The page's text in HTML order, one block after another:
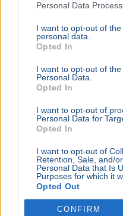
Personal Data
I want to opt-out of
personal data.
Opted In
I want to opt-out of
Personal Data.
Opted In
I want to opt-out of
Personal Data for
Opted In
I want to opt-out of
Retention, Sale, and/
Personal Data that Is
Purposes for which it
Opted Out
CONFIRM